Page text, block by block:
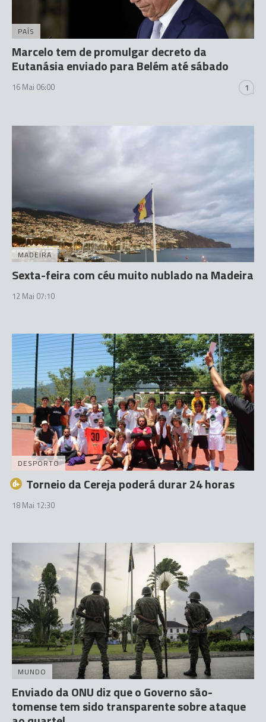
PAÍS
Marcelo tem de promulgar decreto da
Eutanásia enviado para Belém até sábado
16 Mai 06:00 1
MADEIRA
Sexta-feira com céu muito nublado na Madeira
12 Mai 07:10
DESPORTO
Torneio da Cereja poderá durar 24 horas
18 Mai 12:30
MUNDO
Enviado da ONU diz que o Governo são-
tomense tem sido transparente sobre ataque